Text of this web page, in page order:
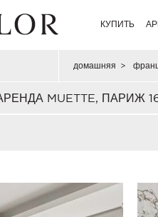
КУПИТЬ
домашняя >
MUETTE, ПАРИЖ